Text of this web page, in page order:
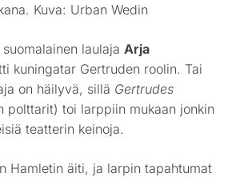
Kuva: Urban Wedin
laulaja Arja
kuningatar Gertruden roolin. Tai
on häilyvä, sillä Gertrudes
polttarit) toi larppiin mukaan jonkin
teatterin keinoja.
Hamletin äiti, ja larpin tapahtumat